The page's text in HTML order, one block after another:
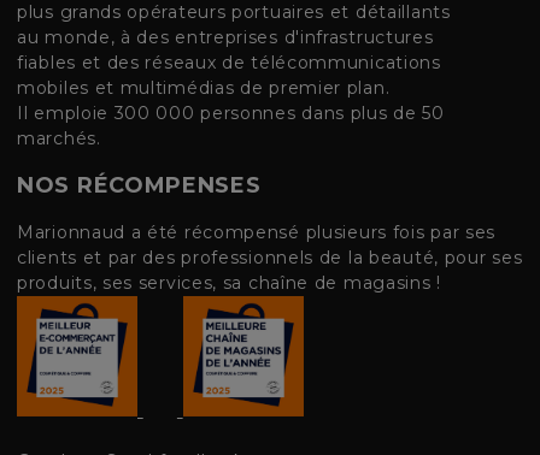
plus grands opérateurs portuaires et détaillants
au monde, à des entreprises d'infrastructures
fiables et des réseaux de télécommunications
mobiles et multimédias de premier plan.
Il emploie 300 000 personnes dans plus de 50
marchés.
NOS RÉCOMPENSES
Marionnaud a été récompensé plusieurs fois par ses
clients et par des professionnels de la beauté, pour ses
produits, ses services, sa chaîne de magasins !